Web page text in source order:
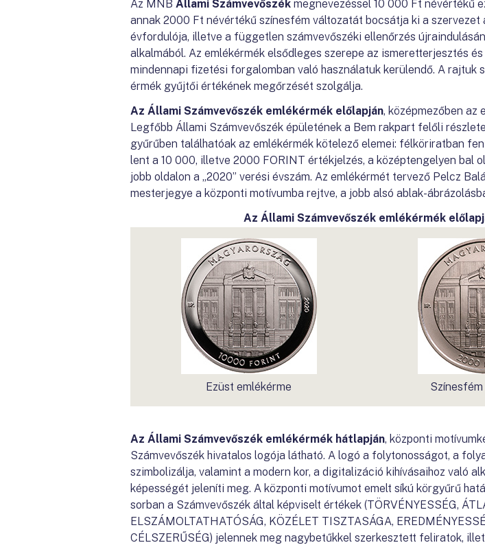
Az MNB Állami Számvevőszék megnevezéssel 10 000 Ft névértékű
annak 2000 Ft névértékű színesfém változatát bocsátja ki a szervezet
évfordulója, illetve a független számvevőszéki ellenőrzés
alkalmából. Az emlékérmék elsődleges szerepe az ismeretterjesztés
mindennapi fizetési forgalomban való használatuk kerülendő. A rajtuk
érmék gyűjtői értékének megőrzését szolgálja.
Az Állami Számvevőszék emlékérmék előlapján, középmezőben az
Legfőbb Állami Számvevőszék épületének a Bem rakpart felőli
gyűrűben találhatóak az emlékérmék kötelező elemei: félköriratban fent
lent a 10 000, illetve 2000 FORINT értékjelzés, a középtengelyen bal
jobb oldalon a „2020” verési évszám. Az emlékérmét tervező Pelcz
mesterjegye a központi motívumba rejtve, a jobb alsó ablak-
Az Állami Számvevőszék emlékérmék
Ezüst emlékérme
Az Állami Számvevőszék emlékérmék hátlapján, központi
Számvevőszék hivatalos logója látható. A logó a folytonosságot, a
szimbolizálja, valamint a modern kor, a digitalizáció kihívásaihoz való
képességét jeleníti meg. A központi motívumot emelt síkú körgyűrű
sorban a Számvevőszék által képviselt értékek (TÖRVÉNYESSÉG,
ELSZÁMOLTATHATÓSÁG, KÖZÉLET TISZTASÁGA,
CÉLSZERŰSÉG) jelennek meg nagybetűkkel szerkesztett feliratok,